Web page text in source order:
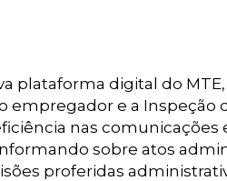
plataforma digital do
empregador e a Inspeção
nas
sobre atos
proferidas